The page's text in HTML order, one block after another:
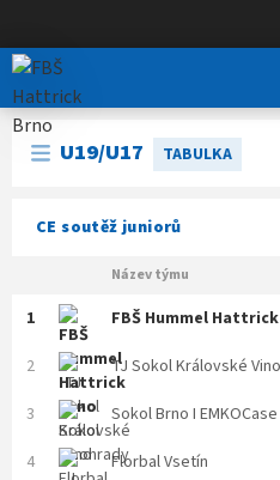
FBŠ Hattrick Brno
U19/U17 TABULKA
CE soutěž juniorů
Název týmu
1 FBŠ Hummel
2
TJ Sokol Královské
3
Sokol Brno I
4
Florbal Vsetín